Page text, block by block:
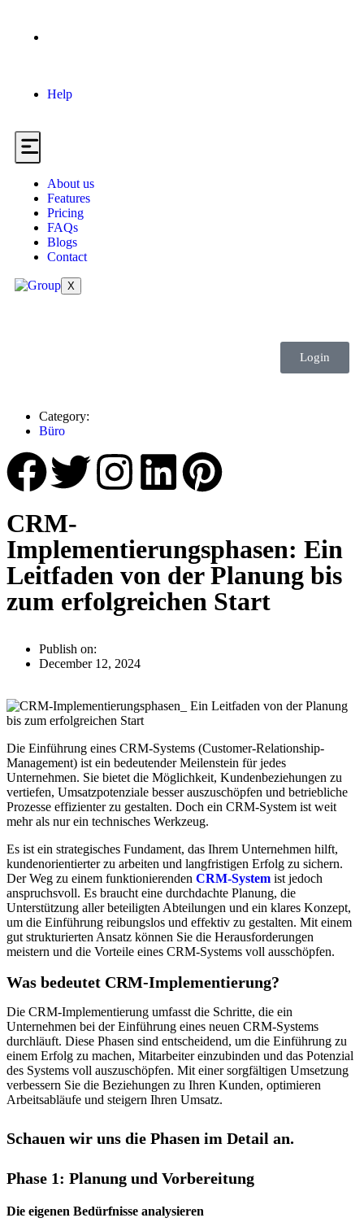
Help
About us
Features
Pricing
FAQs
Blogs
Contact
X
Login
Category:
Büro
CRM-
Implementierungsphasen: Ein
Leitfaden von der Planung bis
zum erfolgreichen Start
Publish on:
December 12, 2024
Die Einführung eines CRM-Systems (Customer-Relationship-
Management) ist ein bedeutender Meilenstein für jedes
Unternehmen. Sie bietet die Möglichkeit, Kundenbeziehungen zu
vertiefen, Umsatzpotenziale besser auszuschöpfen und betriebliche
Prozesse effizienter zu gestalten. Doch ein CRM-System ist weit
mehr als nur ein technisches Werkzeug.
Es ist ein strategisches Fundament, das Ihrem Unternehmen hilft,
kundenorientierter zu arbeiten und langfristigen Erfolg zu sichern.
Der Weg zu einem funktionierenden CRM-System ist jedoch
anspruchsvoll. Es braucht eine durchdachte Planung, die
Unterstützung aller beteiligten Abteilungen und ein klares Konzept,
um die Einführung reibungslos und effektiv zu gestalten. Mit einem
gut strukturierten Ansatz können Sie die Herausforderungen
meistern und die Vorteile eines CRM-Systems voll ausschöpfen.
Was bedeutet CRM-Implementierung?
Die CRM-Implementierung umfasst die Schritte, die ein
Unternehmen bei der Einführung eines neuen CRM-Systems
durchläuft. Diese Phasen sind entscheidend, um die Einführung zu
einem Erfolg zu machen, Mitarbeiter einzubinden und das Potenzial
des Systems voll auszuschöpfen. Mit einer sorgfältigen Umsetzung
verbessern Sie die Beziehungen zu Ihren Kunden, optimieren
Arbeitsabläufe und steigern Ihren Umsatz.
Schauen wir uns die Phasen im Detail an.
Phase 1: Planung und Vorbereitung
Die eigenen Bedürfnisse analysieren